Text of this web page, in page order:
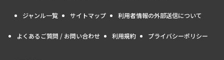
ジャンル一覧 サイトマップ 利用者情報の外部送信について
よくあるご質問 / お問い合わせ 利用規約 プライバシーポリシー